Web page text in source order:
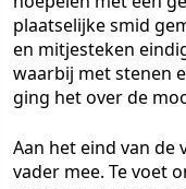
plaatselijke smid
en mitjesteken
waarbij met stenen
ging het over de
Aan het eind van de
vader mee. Te voet